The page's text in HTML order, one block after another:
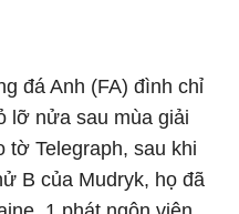
đá Anh (FA) đình chỉ
lỡ nửa sau mùa giải
tờ Telegraph, sau khi
B của Mudryk, họ đã